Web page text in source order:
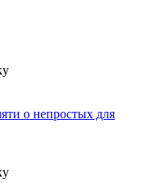
о непростых для